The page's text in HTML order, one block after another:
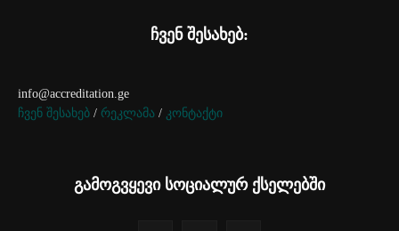
ჩვენ შესახებ:
info@accreditation.ge
ჩვენ შესახებ / რეკლამა / კონტაქტი
გამოგვყევი სოციალურ ქსელებში